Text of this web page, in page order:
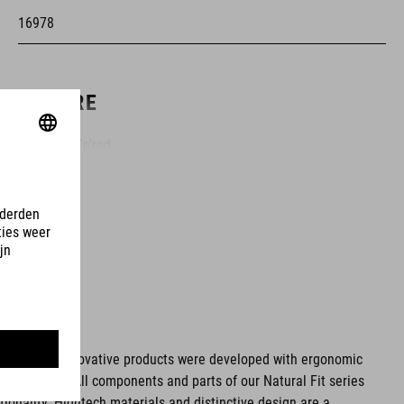
16978
COLORE
MATERIALE
MISURA
These innovative products were developed with ergonomic
issues. All components and parts of our Natural Fit series